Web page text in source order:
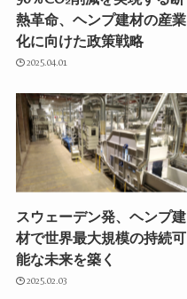
熱革命、ヘンプ建材の産業
化に向けた政策戦略
2025.04.01
スウェーデン発、ヘンプ建
材で世界最大規模の持続可
能な未来を築く
2025.02.03